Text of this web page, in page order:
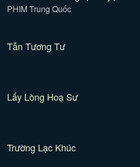
PHIM Trung Quốc
Tẫn Tương Tư
Lấy Lòng Hoạ Sư
Trường Lạc Khúc